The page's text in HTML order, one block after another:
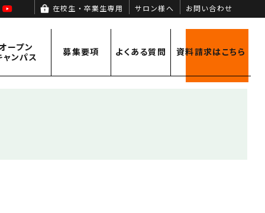
YouTube 在校生・卒業生専用 サロン様へ お問い合わせ
ープン
ャンパス
募集要項 よくある質問 資料請求はこちら